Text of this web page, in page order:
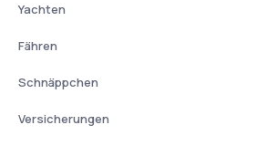
Yachten
Fähren
Schnäppchen
Versicherungen